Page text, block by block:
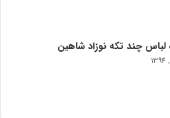
چند تکه نوزاد شاهین